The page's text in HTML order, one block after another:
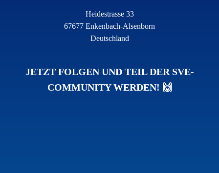
Heidestrasse 33
67677 Enkenbach-Alsenborn
Deutschland
JETZT FOLGEN UND TEIL DER SVE-
COMMUNITY WERDEN! 🙌